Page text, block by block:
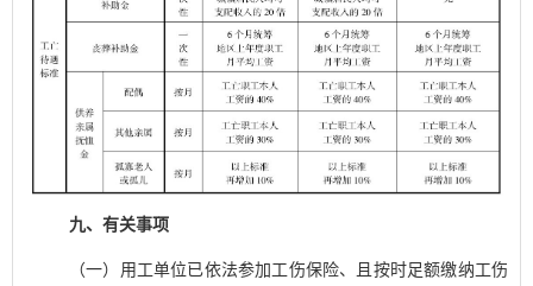
九、有关事项
（一）用工单位已依法参加工伤保险、且按时足额缴纳工伤